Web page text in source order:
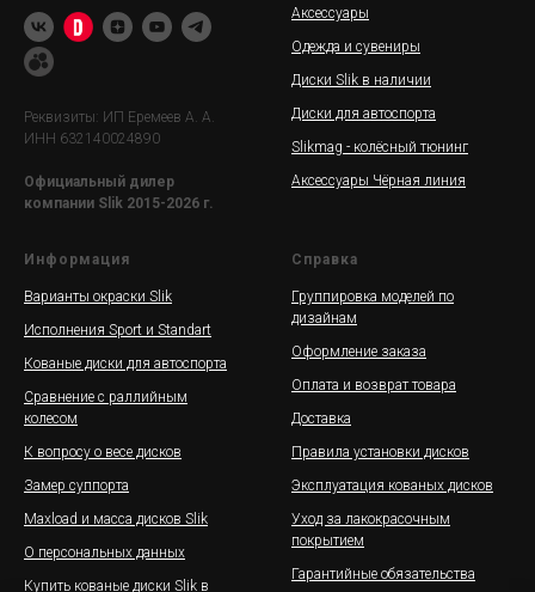
Реквизиты: ИП Еремеев А. А.
ИНН 632140024890
Официальный дилер
компании Slik 2015-2026 г.
Аксессуары
Одежда и сувениры
Диски Slik в наличии
Диски для автоспорта
Slikmag - колёсный тюнинг
Аксессуары Чёрная линия
Информация
Варианты окраски Slik
Исполнения Sport и Standart
Кованые диски для автоспорта
Сравнение с раллийным
колесом
К вопросу о весе дисков
Замер суппорта
Maxload и масса дисков Slik
О персональных данных
Купить кованые диски Slik в
Справка
Группировка моделей по
дизайнам
Оформление заказа
Оплата и возврат товара
Доставка
Правила установки дисков
Эксплуатация кованых дисков
Уход за лакокрасочным
покрытием
Гарантийные обязательства